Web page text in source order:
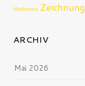
Websites Zeichnung
ARCHIV
Mai 2026